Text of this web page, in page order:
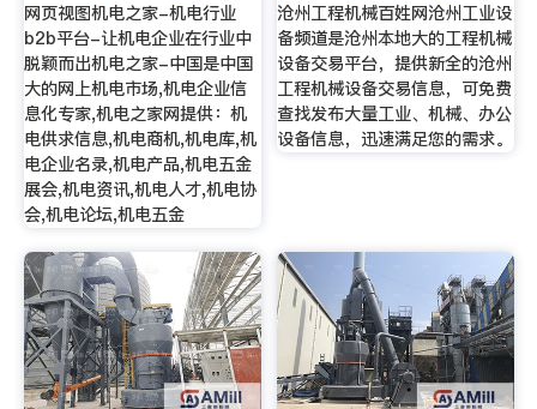
网页视图机电之家-机电行业
b2b平台-让机电企业在行业中
脱颖而出机电之家-中国是中国
大的网上机电市场,机电企业信
息化专家,机电之家网提供：机
电供求信息,机电商机,机电库,机
电企业名录,机电产品,机电五金
展会,机电资讯,机电人才,机电协
会,机电论坛,机电五金
沧州工程机械百姓网沧州工业设
备频道是沧州本地大的工程机械
设备交易平台，提供新全的沧州
工程机械设备交易信息，可免费
查找发布大量工业、机械、办公
设备信息，迅速满足您的需求。